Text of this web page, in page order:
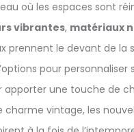
où les espaces sont
vibrantes, matériaux
prennent le devant de la
pour personnaliser
apporter une touche de
vintage, les